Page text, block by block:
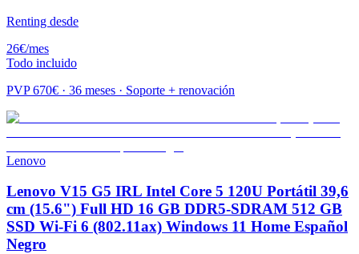
Renting desde
26€/mes
Todo incluido
PVP670€ · 36 meses · Soporte + renovación
Lenovo
Lenovo V15 G5 IRL Intel Core 5 120U Portátil 39,6
cm (15.6") Full HD 16 GB DDR5-SDRAM 512 GB
SSD Wi-Fi 6 (802.11ax) Windows 11 Home Español
Negro